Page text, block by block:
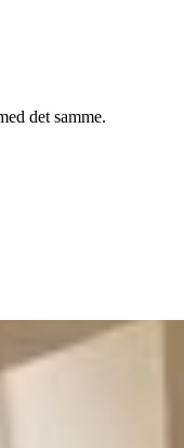
det samme.